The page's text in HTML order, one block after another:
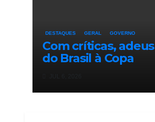
DESTAQUES GERAL GOVERNO
Com críticas, adeus
do Brasil à Copa